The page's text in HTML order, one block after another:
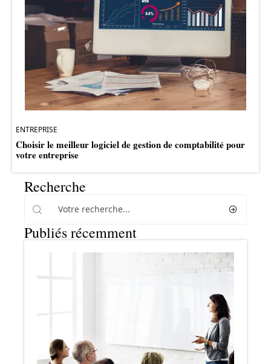
ENTREPRISE
Choisir le meilleur logiciel de gestion de comptabilité pour
votre entreprise
Recherche
Publiés récemment